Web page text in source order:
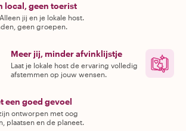
local, geen toerist
jij en je lokale host.
geen groepen.
Meer jij, minder afvinklijstje
Laat je lokale host de ervaring volledig
afstemmen op jouw wensen.
een goed gevoel
ontworpen met oog
plaatsen en de planeet.